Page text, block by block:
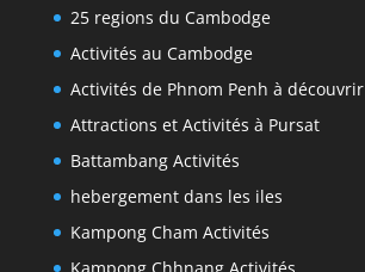
25 regions du Cambodge
Activités au Cambodge
Activités de Phnom Penh à découvrir
Attractions et Activités à Pursat
Battambang Activités
hebergement dans les iles
Kampong Cham Activités